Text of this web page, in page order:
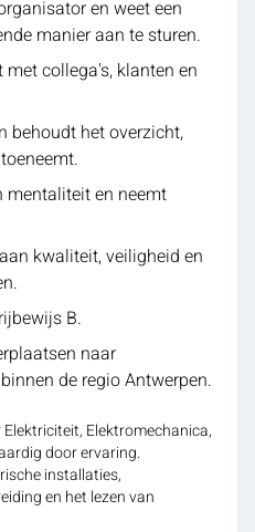
en weet een
manier aan te sturen.
collega's, klanten en
behoudt het overzicht,
mentaliteit en neemt
kwaliteit, veiligheid en
B.
naar
de regio Antwerpen.
Elektromechanica,
door ervaring.
installaties,
en het lezen van